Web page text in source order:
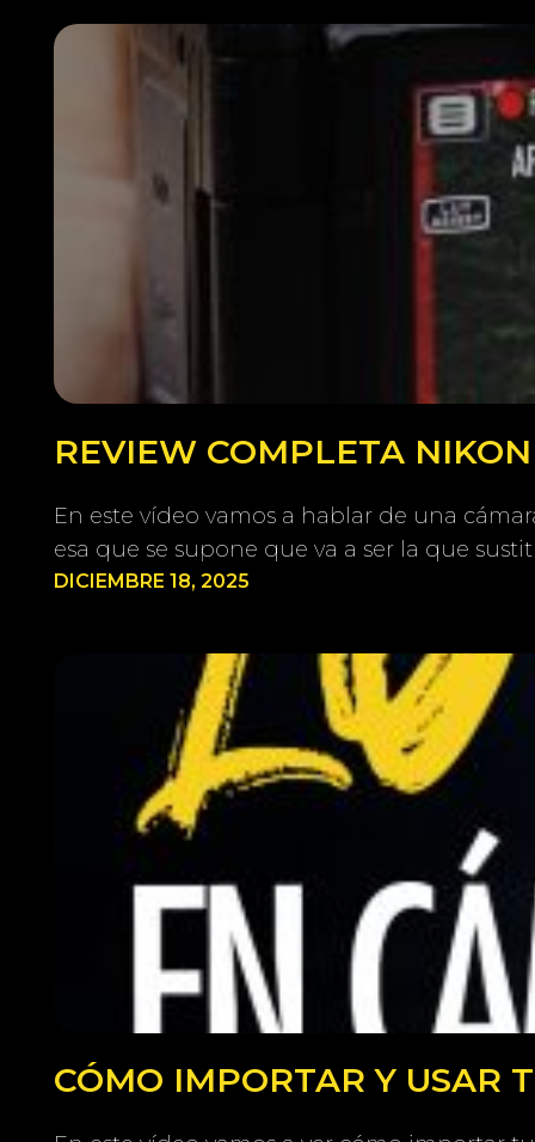
REVIEW COMPLETA
En este vídeo vamos a hablar de una
esa que se supone que va a ser la que
DICIEMBRE 18, 2025
CÓMO IMPORTAR Y USAR